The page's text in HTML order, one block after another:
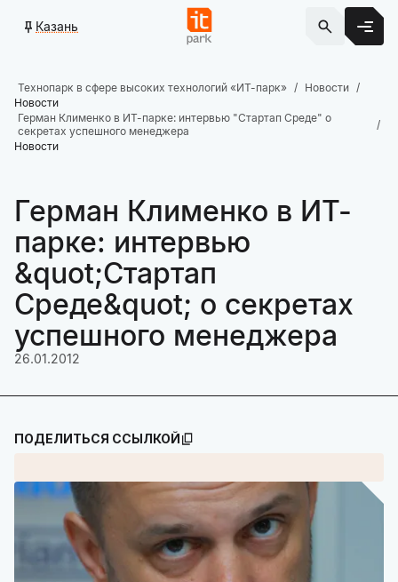
Казань
Технопарк в сфере высоких технологий «ИТ-парк»
Новости
Новости
Герман Клименко в ИТ-парке: интервью "Стартап Среде" о
секретах успешного менеджера
Новости
Герман Клименко в ИТ-
парке: интервью
&quot;Стартап
Среде&quot; о секретах
успешного менеджера
26.01.2012
ПОДЕЛИТЬСЯ ССЫЛКОЙ